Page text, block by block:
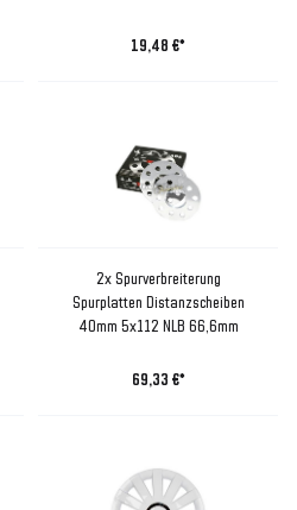
19,48 €*
2x Spurverbreiterung
Spurplatten Distanzscheiben
40mm 5x112 NLB 66,6mm
69,33 €*